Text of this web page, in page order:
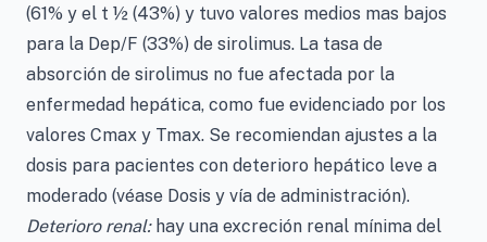
(61% y el t ½ (43%) y tuvo valores medios mas bajos
para la Dep/F (33%) de sirolimus. La tasa de
absorción de sirolimus no fue afectada por la
enfermedad hepática, como fue evidenciado por los
valores Cmax y Tmax. Se recomiendan ajustes a la
dosis para pacientes con deterioro hepático leve a
moderado (véase Dosis y vía de administración).
Deterioro renal:hay una excreción renal mínima del